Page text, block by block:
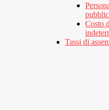
Costo
Tassi di